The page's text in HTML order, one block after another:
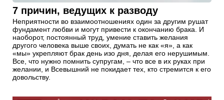
7 причин, ведущих к разводу
Неприятности во взаимоотношениях один за другим рушат
фундамент любви и могут привести к окончанию брака. И
наоборот, постоянный труд, умение ставить желания
другого человека выше своих, думать не как «я», а как
«мы» укрепляют брак день изо дня, делая его нерушимым.
Все, что нужно помнить супругам, – что все в их руках при
желании, и Всевышний не покидает тех, кто стремится к его
довольству.